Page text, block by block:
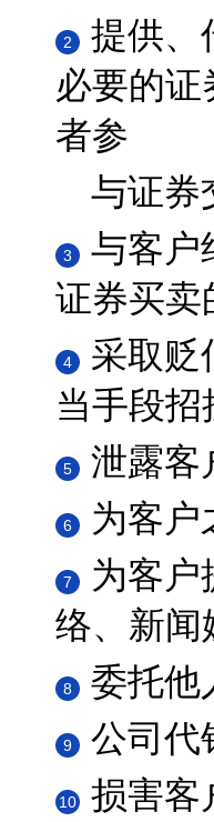
2
提供、
必要的
者参
与证券
3
与客户
证券买卖
4
采取贬
当手段
5 泄露客
6 为客户
7
为客户
络、新闻
8 委托他
9 公司代
10 损害客